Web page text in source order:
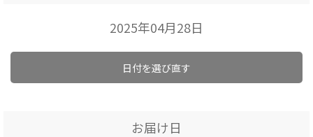
2025年04月28日
日付を選び直す
お届け日